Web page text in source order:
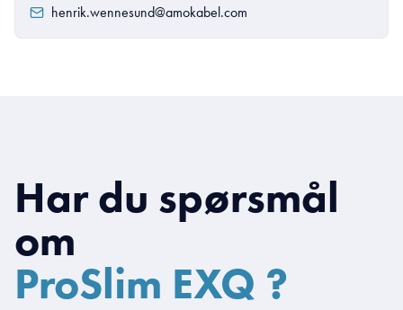
henrik.wennesund@amokabel.com
Har du spørsmål
om
ProSlim EXQ ?